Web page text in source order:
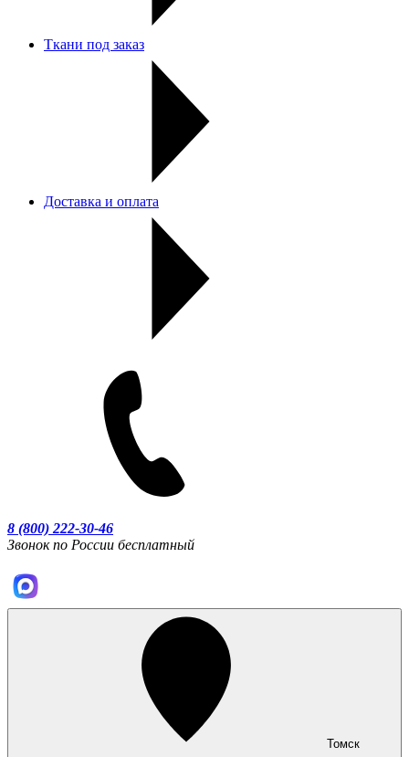
Ткани под заказ
Доставка и оплата
8 (800) 222-30-46
Звонок по России бесплатный
Томск